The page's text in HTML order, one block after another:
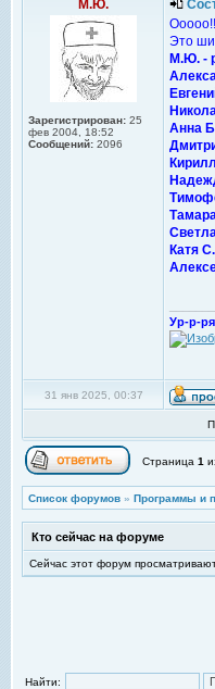
М.Ю.
Зарегистрирован: 25
фев 2004, 18:52
Сообщений: 2096
Это
М.Ю. -
Анна
Катя С.
Ур-р-
31 янв 2025, 00:37
Страница 1
Список форумов » Программы и
Кто сейчас на форуме
Сейчас этот форум
Найти: